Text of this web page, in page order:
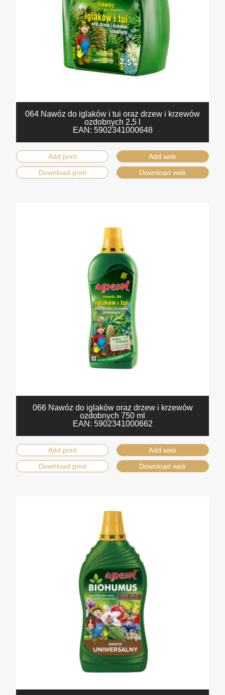
064 Nawóz do iglaków i tui oraz drzew i krzewów
ozdobnych 2,5 l
EAN: 5902341000648
Add print
Add web
Download print
Download web
066 Nawóz do iglaków oraz drzew i krzewów
ozdobnych 750 ml
EAN: 5902341000662
Add print
Add web
Download print
Download web